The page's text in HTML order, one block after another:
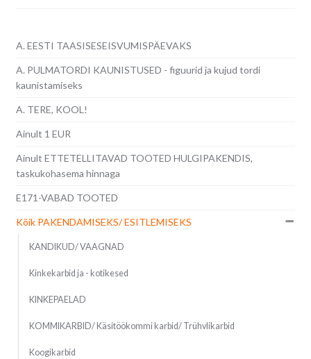
A. EESTI TAASISESEISVUMISPÄEVAKS
A. PULMATORDI KAUNISTUSED - figuurid ja kujud tordi
kaunistamiseks
A. TERE, KOOL!
Ainult 1 EUR
Ainult ETTETELLITAVAD TOOTED HULGIPAKENDIS,
taskukohasema hinnaga
E171-VABAD TOOTED
Kõik PAKENDAMISEKS/ ESITLEMISEKS
KANDIKUD/ VAAGNAD
Kinkekarbid ja - kotikesed
KINKEPAELAD
KOMMIKARBID/ Käsitöökommi karbid/ Trühvlikarbid
Koogikarbid